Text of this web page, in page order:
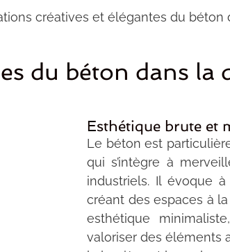
créatives et élégantes du béton
du béton dans la
Esthétique brute et
Le béton est
qui s’intègre à
industriels. Il évoque
créant des espaces à
esthétique
valoriser des éléments